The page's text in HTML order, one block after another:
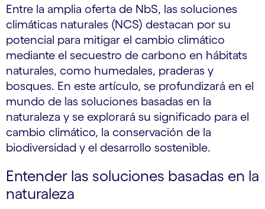
Entre la amplia oferta de NbS, las soluciones
climáticas naturales (NCS) destacan por su
potencial para mitigar el cambio climático
mediante el secuestro de carbono en hábitats
naturales, como humedales, praderas y
bosques. En este artículo, se profundizará en el
mundo de las soluciones basadas en la
naturaleza y se explorará su significado para el
cambio climático, la conservación de la
biodiversidad y el desarrollo sostenible.
Entender las soluciones basadas en la
naturaleza